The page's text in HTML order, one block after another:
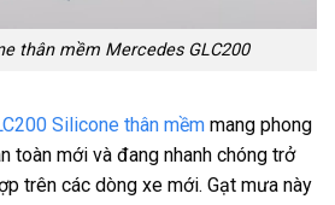
thân mềm Mercedes GLC200
Silicone thân mềm mang phong
toàn mới và đang nhanh chóng trở
trên các dòng xe mới. Gạt mưa này